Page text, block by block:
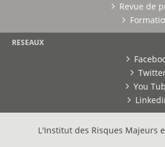
Revue de
RESEAUX
You
L'Institut des Risques Majeurs